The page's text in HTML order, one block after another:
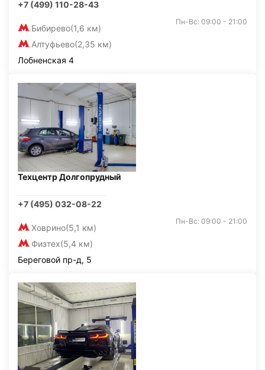
+7 (499) 110-28-43
Бибирево(1,6 км)
Алтуфьево(2,35 км)
Пн-Вс: 09:00 - 21:00
Лобненская 4
Техцентр Долгопрудный
+7 (495) 032-08-22
Ховрино(5,1 км)
Физтех(5,4 км)
Пн-Вс: 09:00 - 21:00
Береговой пр-д, 5